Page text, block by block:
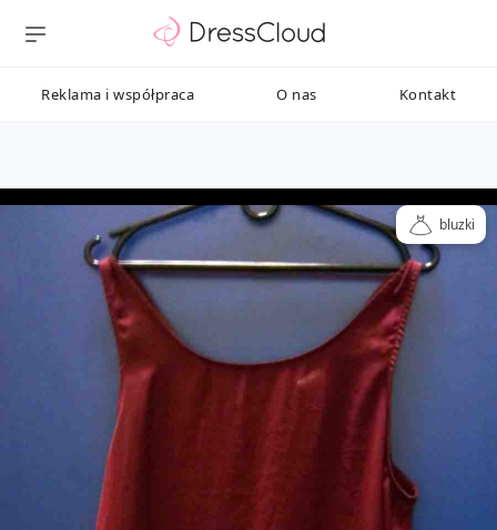
Reklama i współpraca O nas Kontakt
bluzki